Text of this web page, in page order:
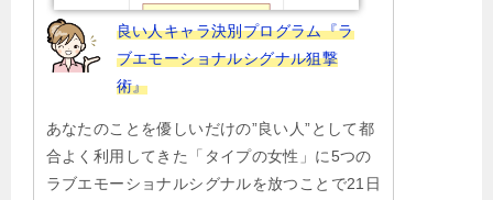
良い人キャラ決別プログラム『ラ
ブエモーショナルシグナル狙撃
術』
あなたのことを優しいだけの”良い人”として都
合よく利用してきた「タイプの女性」に5つの
ラブエモーショナルシグナルを放つことで21日